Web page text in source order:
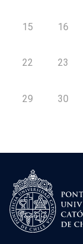
15 16
22 23
29 30